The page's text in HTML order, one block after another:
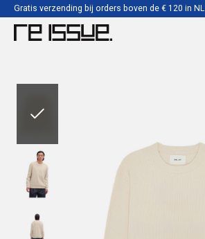
Gratis verzending bij orders boven de € 120 in NL